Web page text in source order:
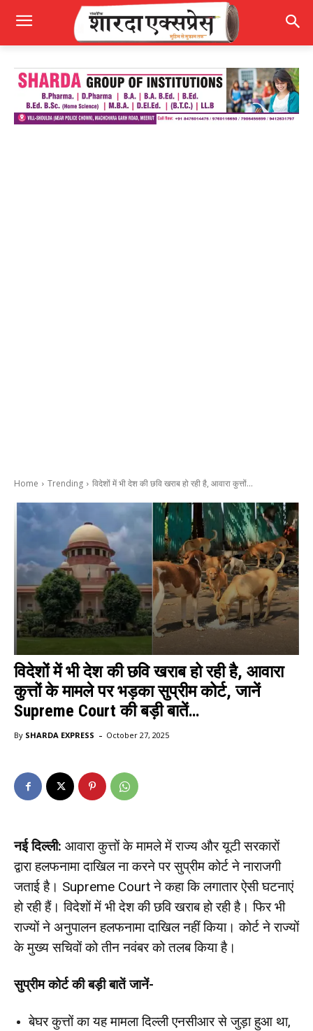
Home Trending विदेशों में भी देश की छवि खराब हो रही है, आवारा कुत्तों...
विदेशों में भी देश की छवि खराब हो रही है, आवारा
कुत्तों के मामले पर भड़का सुप्रीम कोर्ट, जानें
Supreme Court की बड़ी बातें…
By SHARDA EXPRESS - October 27, 2025
नई दिल्ली: आवारा कुत्तों के मामले में राज्य और यूटी सरकारों
द्वारा हलफनामा दाखिल ना करने पर सुप्रीम कोर्ट ने नाराजगी
जताई है। Supreme Court ने कहा कि लगातार ऐसी घटनाएं
हो रही हैं। विदेशों में भी देश की छवि खराब हो रही है। फिर भी
राज्यों ने अनुपालन हलफनामा दाखिल नहीं किया। कोर्ट ने राज्यों
के मुख्य सचिवों को तीन नवंबर को तलब किया है।
सुप्रीम कोर्ट की बड़ी बातेंजानें-
बेघर कुत्तों का यह मामला दिल्ली एनसीआर से जुड़ा हुआ था,